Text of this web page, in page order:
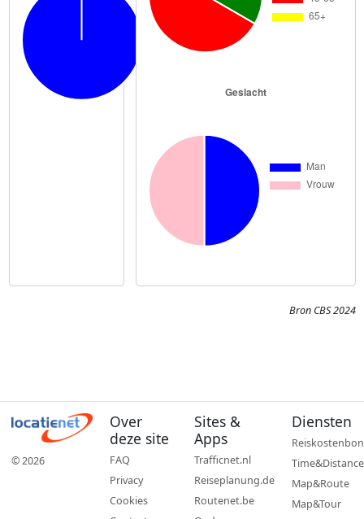
Bron CBS 2024
© 2026
Over
deze site
FAQ
Privacy
Cookies
Sites &
Apps
Trafficnet.nl
Reiseplanung.de
Routenet.be
Diensten
Reiskostenbon
Time&Distance
Map&Route
Map&Tour